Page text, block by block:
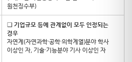
원천징수부)
❑ 기업규모 등에 관계없이 모두 인정되는
경우
자연계(자연과학·공학·의학계열)분야 학사
이상인 자, 기술·기능분야 기사 이상인 자